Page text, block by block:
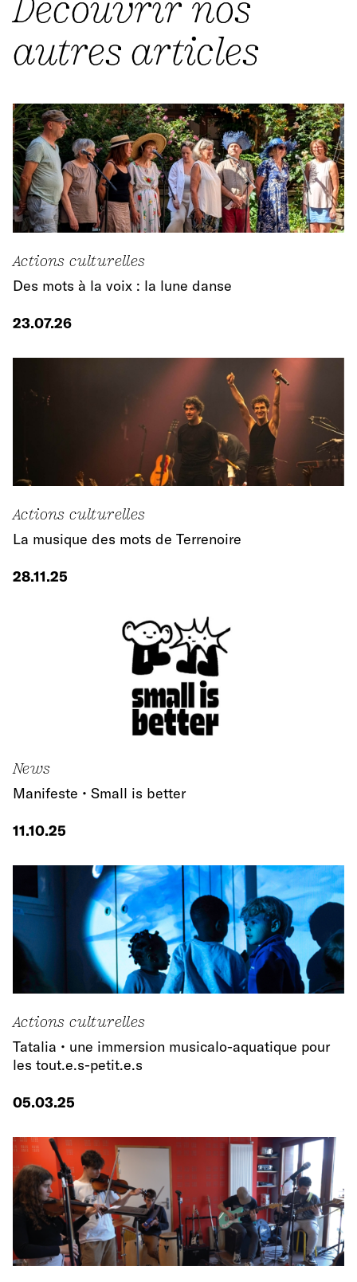
Découvrir nos
autres articles
Actions culturelles
Des mots à la voix : la lune danse
23.07.26
Actions culturelles
La musique des mots de Terrenoire
28.11.25
News
Manifeste • Small is better
11.10.25
Actions culturelles
Tatalia • une immersion musicalo-aquatique pour
les tout.e.s-petit.e.s
05.03.25